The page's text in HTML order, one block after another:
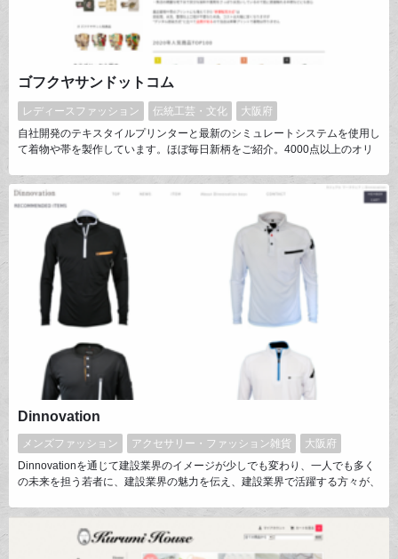
ゴフクヤサンドットコム
レディースファッション 伝統工芸・文化
大阪府
自社開発のテキスタイルプリンターと最新のシミュレートシステムを使用し
て着物や帯を製作しています。ほぼ毎日新柄をご紹介。4000点以上のオリ
なりますのでお納めまでお時間頂きますが極小ロットでの生産品につき他の
人と柄が被ることはまずありません！
Dinnovation
メンズファッション アクセサリー・ファッション雑貨
大阪府
Dinnovationを通じて建設業界のイメージが少しでも変わり、一人でも多く
の未来を担う若者に、建設業界の魅力を伝え、建設業界で活躍する方々が、
設業界、作業着のイメージを革新すべく、おしゃれ、且つ、快適な作業着を
展開しております。